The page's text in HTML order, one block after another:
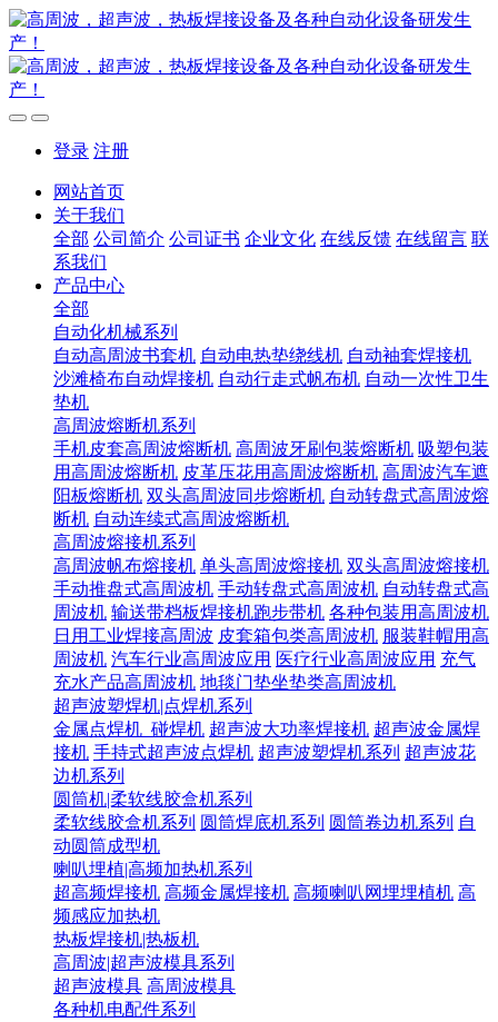
登录 注册
网站首页
关于我们
全部 公司简介 公司证书 企业文化 在线反馈 在线留言 联
系我们
产品中心
全部
自动化机械系列
自动高周波书套机 自动电热垫绕线机 自动袖套焊接机
沙滩椅布自动焊接机 自动行走式帆布机 自动一次性卫生
垫机
高周波熔断机系列
手机皮套高周波熔断机 高周波牙刷包装熔断机 吸塑包装
用高周波熔断机 皮革压花用高周波熔断机 高周波汽车遮
阳板熔断机 双头高周波同步熔断机 自动转盘式高周波熔
断机 自动连续式高周波熔断机
高周波熔接机系列
高周波帆布熔接机 单头高周波熔接机 双头高周波熔接机
手动推盘式高周波机 手动转盘式高周波机 自动转盘式高
周波机 输送带档板焊接机跑步带机 各种包装用高周波机
日用工业焊接高周波 皮套箱包类高周波机 服装鞋帽用高
周波机 汽车行业高周波应用 医疗行业高周波应用 充气
充水产品高周波机 地毯门垫坐垫类高周波机
超声波塑焊机|点焊机系列
金属点焊机_碰焊机 超声波大功率焊接机 超声波金属焊
接机 手持式超声波点焊机 超声波塑焊机系列 超声波花
边机系列
圆筒机|柔软线胶盒机系列
柔软线胶盒机系列 圆筒焊底机系列 圆筒卷边机系列 自
动圆筒成型机
喇叭埋植|高频加热机系列
超高频焊接机 高频金属焊接机 高频喇叭网埋埋植机 高
频感应加热机
热板焊接机|热板机
高周波|超声波模具系列
超声波模具 高周波模具
各种机电配件系列